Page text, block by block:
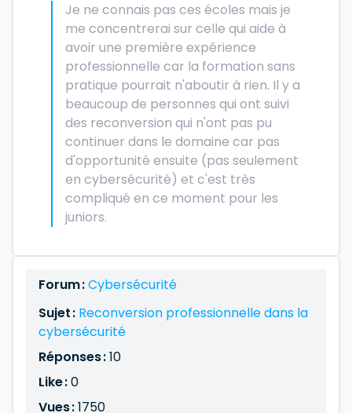
Je ne connais pas ces écoles mais je
me concentrerai sur celle qui aide à
avoir une première expérience
professionnelle car la formation sans
pratique pourrait n'aboutir à rien. Il y a
beaucoup de personnes qui ont suivi
des reconversion qui n'ont pas pu
continuer dans le domaine car pas
d'opportunité ensuite (pas seulement
en cybersécurité) et c'est très
compliqué en ce moment pour les
juniors.
Forum :Cybersécurité
Sujet : Reconversion professionnelle dans la
cybersécurité
Réponses :10
Like :0
Vues :1750